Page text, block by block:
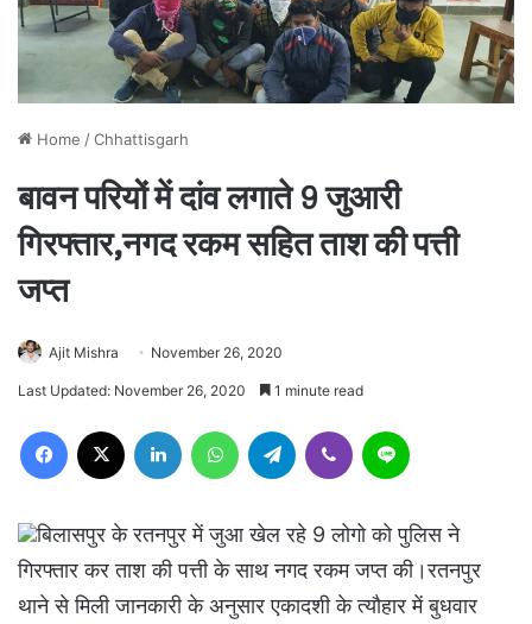
Home /Chhattisgarh
बावन परियों में दांव लगाते 9 जुआरी
गिरफ्तार,नगद रकम सहित ताश की पत्ती
जप्त
Ajit Mishra November 26, 2020
Last Updated: November 26, 2020 1 minute read
Facebook LinkedIn WhatsAppTelegram Viber
बिलासपुर के रतनपुर में जुआ खेल रहे 9 लोगो को पुलिस ने
गिरफ्तार कर ताश की पत्ती के साथ नगद रकम जप्त की।रतनपुर
थाने से मिली जानकारी के अनुसार एकादशी के त्यौहार में बुधवार